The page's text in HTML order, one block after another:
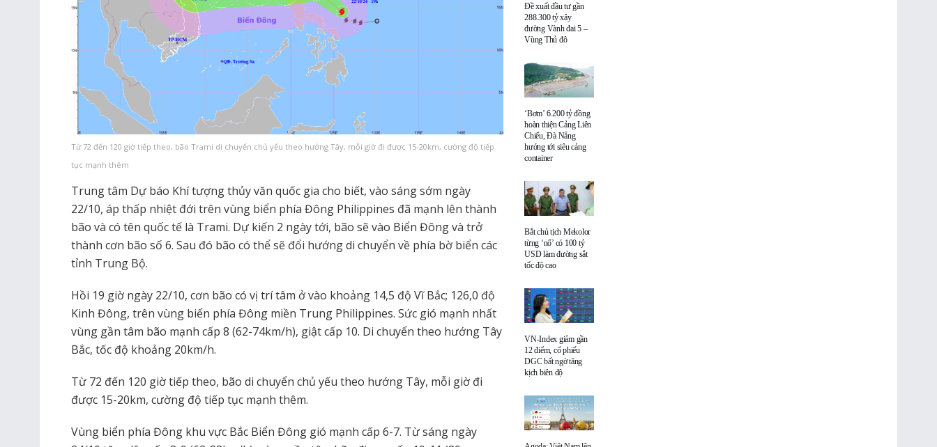
Từ 72 đến 120 giờ tiếp theo, bão Trami di chuyển chủ yếu theo hướng Tây, mỗi giờ đi được 15-20km, cường độ tiếp
tục mạnh thêm
Trung tâm Dự báo Khí tượng thủy văn quốc gia cho biết, vào sáng sớm ngày
22/10, áp thấp nhiệt đới trên vùng biển phía Đông Philippines đã mạnh lên thành
bão và có tên quốc tế là Trami. Dự kiến 2 ngày tới, bão sẽ vào Biển Đông và trở
thành cơn bão số 6. Sau đó bão có thể sẽ đổi hướng di chuyển về phía bờ biển các
tỉnh Trung Bộ.
Hồi 19 giờ ngày 22/10, cơn bão có vị trí tâm ở vào khoảng 14,5 độ Vĩ Bắc; 126,0 độ
Kinh Đông, trên vùng biển phía Đông miền Trung Philippines. Sức gió mạnh nhất
vùng gần tâm bão mạnh cấp 8 (62-74km/h), giật cấp 10. Di chuyển theo hướng Tây
Bắc, tốc độ khoảng 20km/h.
Từ 72 đến 120 giờ tiếp theo, bão di chuyển chủ yếu theo hướng Tây, mỗi giờ đi
được 15-20km, cường độ tiếp tục mạnh thêm.
Vùng biển phía Đông khu vực Bắc Biển Đông gió mạnh cấp 6-7. Từ sáng ngày
Đề xuất đầu tư gần
288.300 tỷ xây
đường Vành đai 5 –
Vùng Thủ đô
‘Bơm’ 6.200 tỷ đồng
hoàn thiện Cảng Liên
Chiểu, Đà Nẵng
hướng tới siêu cảng
container
Bắt chủ tịch Mekolor
từng ‘nổ’ có 100 tỷ
USD làm đường sắt
tốc độ cao
VN-Index giảm gần
12 điểm, cổ phiếu
DGC bất ngờ tăng
kịch biên độ